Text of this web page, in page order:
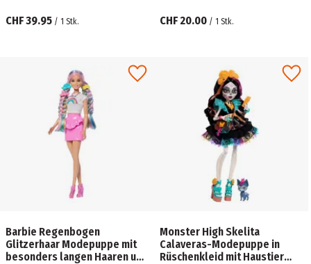
CHF 39.95 / 1 Stk. CHF 20.00 / 1 Stk.
Barbie Regenbogen
Glitzerhaar Modepuppe mit
besonders langen Haaren und
Monster High Skelita
Calaveras-Modepuppe in
Rüschenkleid mit Haustier